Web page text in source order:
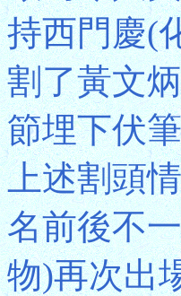
持西門慶(
割了黃文
節埋下伏
上述割頭
名前後不
物)再次出